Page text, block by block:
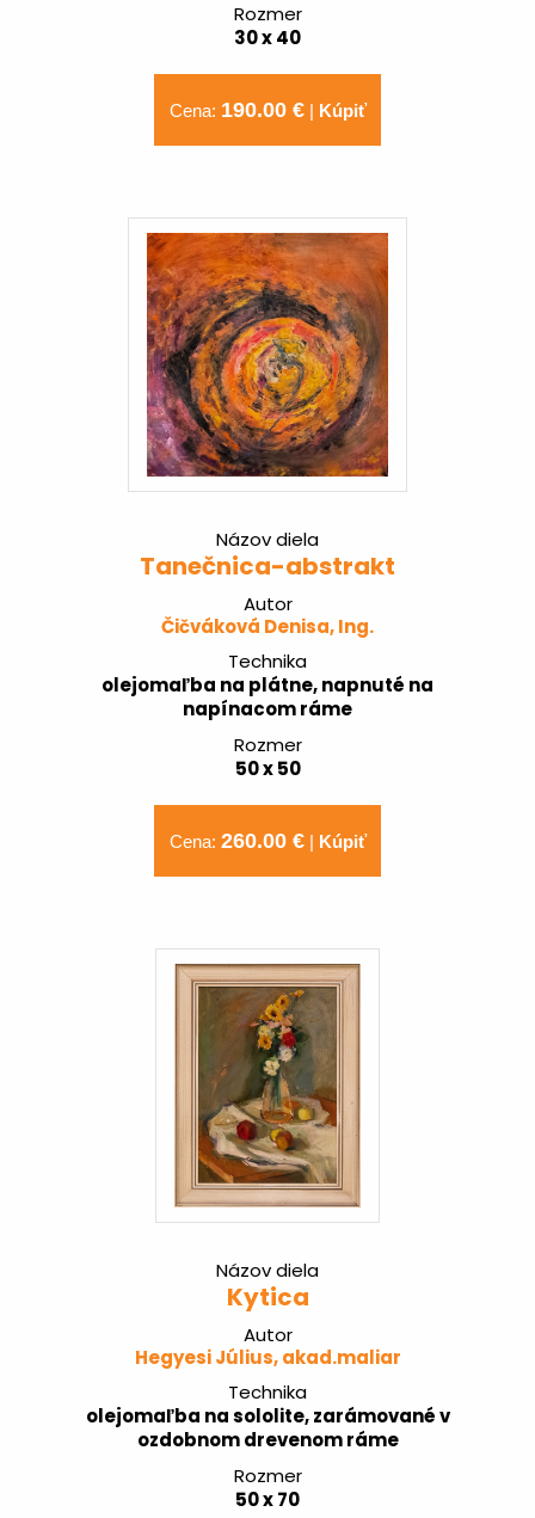
Rozmer
30 x 40
Cena: 190.00 €| Kúpiť
Názov diela
Tanečnica-abstrakt
Autor
Čičváková Denisa, Ing.
Technika
olejomaľba na plátne, napnuté na
napínacom ráme
Rozmer
50 x 50
Cena: 260.00 €| Kúpiť
Názov diela
Kytica
Autor
Hegyesi Július, akad.maliar
Technika
olejomaľba na sololite, zarámované v
ozdobnom drevenom ráme
Rozmer
50 x 70